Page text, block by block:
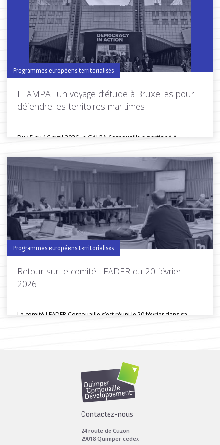
Toutes les actus de cette rubrique LIRE LA SUITE
Programmes européens territorialisés
FEAMPA : un voyage d’étude à Bruxelles pour
défendre les territoires maritimes
Du 15 au 16 avril 2026, le GALPA Cornouaille a participé à...
Toutes les actus de cette rubrique LIRE LA SUITE
Programmes européens territorialisés
Retour sur le comité LEADER du 20 février
2026
Le comité LEADER Cornouaille s’est réuni le 20 février dans sa
Toutes les actus de cette rubrique
Contactez-nous
24 route de Cuzon
29018 Quimper cedex